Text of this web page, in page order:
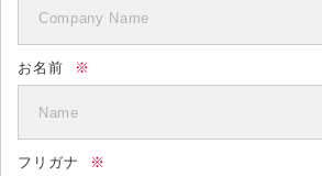
お名前 ※
フリガナ ※